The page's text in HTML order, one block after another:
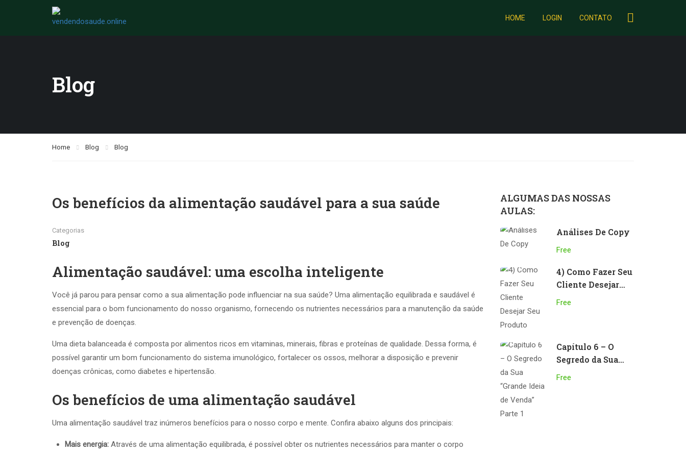
HOME LOGIN CONTATO
Blog
Home Blog Blog
Os benefícios da alimentação saudável para a sua saúde
Categorias
Blog
Alimentação saudável: uma escolha inteligente
Você já parou para pensar como a sua alimentação pode influenciar na sua saúde? Uma alimentação equilibrada e saudável é
essencial para o bom funcionamento do nosso organismo, fornecendo os nutrientes necessários para a manutenção da saúde
e prevenção de doenças.
Uma dieta balanceada é composta por alimentos ricos em vitaminas, minerais, fibras e proteínas de qualidade. Dessa forma, é
possível garantir um bom funcionamento do sistema imunológico, fortalecer os ossos, melhorar a disposição e prevenir
doenças crônicas, como diabetes e hipertensão.
Os benefícios de uma alimentação saudável
Uma alimentação saudável traz inúmeros benefícios para o nosso corpo e mente. Confira abaixo alguns dos principais:
Mais energia: Através de uma alimentação equilibrada, é possível obter os nutrientes necessários para manter o corpo
ALGUMAS DAS NOSSAS
AULAS:
Análises De Copy
Free
4) Como Fazer Seu
Cliente Desejar
Seu Produto
Free
Capítulo 6 – O
Segredo da Sua
“Grande Ideia de
Free